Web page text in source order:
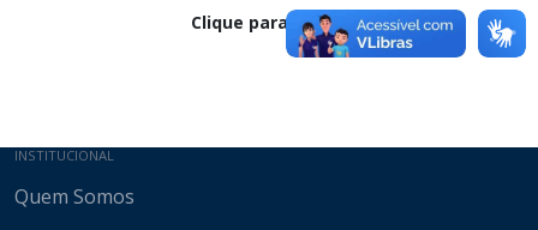
Clique para baixar
Mapa do site
INSTITUCIONAL
Quem Somos